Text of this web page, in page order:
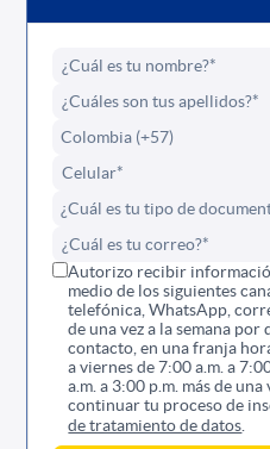
Autorizo recibir
medio de los siguientes
telefónica, WhatsApp,
de una vez a la semana
contacto, en una franja
a viernes de 7:00 a.m. a
a.m. a 3:00 p.m. más de
continuar tu proceso de
de tratamiento de datos